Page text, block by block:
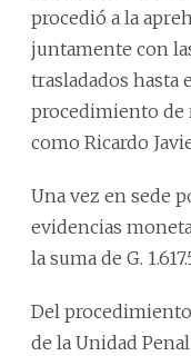
procedió a la
juntamente con
trasladados hasta
procedimiento de
como Ricardo
Una vez en sede
evidencias
la suma de G.
Del
de la Unidad